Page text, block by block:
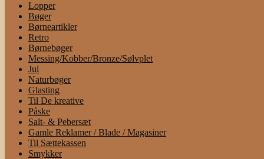
Lopper
Bøger
Børneartikler
Retro
Børnebøger
Messing/Kobber/Bronze/Sølvplet
Jul
Naturbøger
Glasting
Til De kreative
Påske
Salt- & Pebersæt
Gamle Reklamer / Blade / Magasiner
Til Sættekassen
Smykker